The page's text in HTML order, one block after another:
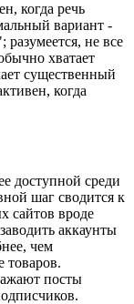
когда речь
вариант -
разумеется, не все
хватает
существенный
когда
доступной среди
шаг сводится к
сайтов вроде
аккаунты
чем
товаров.
посты